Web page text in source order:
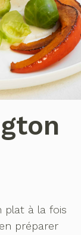
plat à la fois
préparer